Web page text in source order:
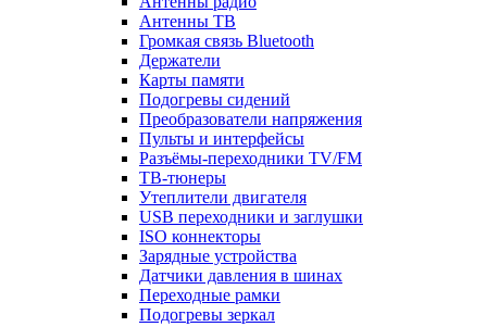
Антенны ТВ
Громкая связь Bluetooth
Держатели
Карты памяти
Подогревы сидений
Преобразователи напряжения
Пульты и интерфейсы
Разъёмы-переходники TV/FM
ТВ-тюнеры
Утеплители двигателя
USB переходники и заглушки
ISO коннекторы
Зарядные устройства
Датчики давления в шинах
Переходные рамки
Подогревы зеркал